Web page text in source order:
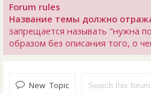
Forum rules
Название темы должно
запрещается называть "нужна
образом без описания того, о
New Topic